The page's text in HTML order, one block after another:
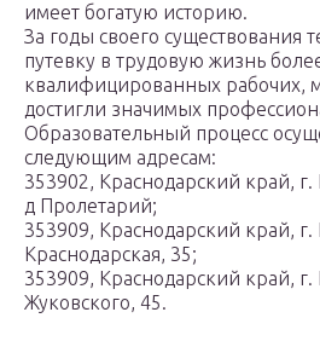
имеет богатую историю.
За годы своего существования
путевку в трудовую жизнь
квалифицированных рабочих,
достигли значимых
Образовательный процесс
следующим адресам:
353902, Краснодарский край, г.
д Пролетарий;
353909, Краснодарский край, г.
Краснодарская, 35;
353909, Краснодарский край, г.
Жуковского, 45.